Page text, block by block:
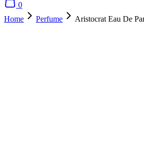
0
Home
Perfume Aristocrat Eau De